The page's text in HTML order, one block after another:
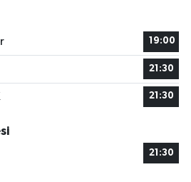
19:00
21:30
21:30
21:30